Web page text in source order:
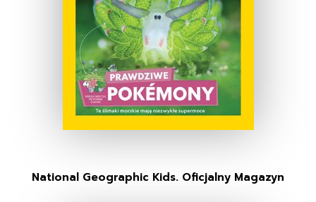
National Geographic Kids. Oficjalny Magazyn